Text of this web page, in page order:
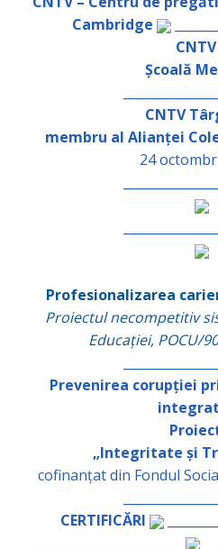
Cambridge
Școală
CNTV
membru al Alianței
24
Profesionalizarea
Proiectul necompetitiv
Educației, POCU/
Prevenirea corupției
„Integritate și
cofinanțat din Fondul
CERTIFICĂRI